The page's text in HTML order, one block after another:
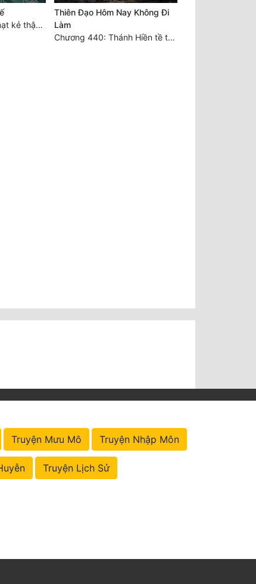
Chương 2450: Bắt nạt kẻ thật thà
Thiên Đạo Hôm Nay Không Đi
Làm
Chương 440: Thánh Hiền tề tụ, cháy Nguyên Hỏa chủng (3)
Truyện Mưu Mô Truyện Nhập Môn
Truyện Lịch Sử